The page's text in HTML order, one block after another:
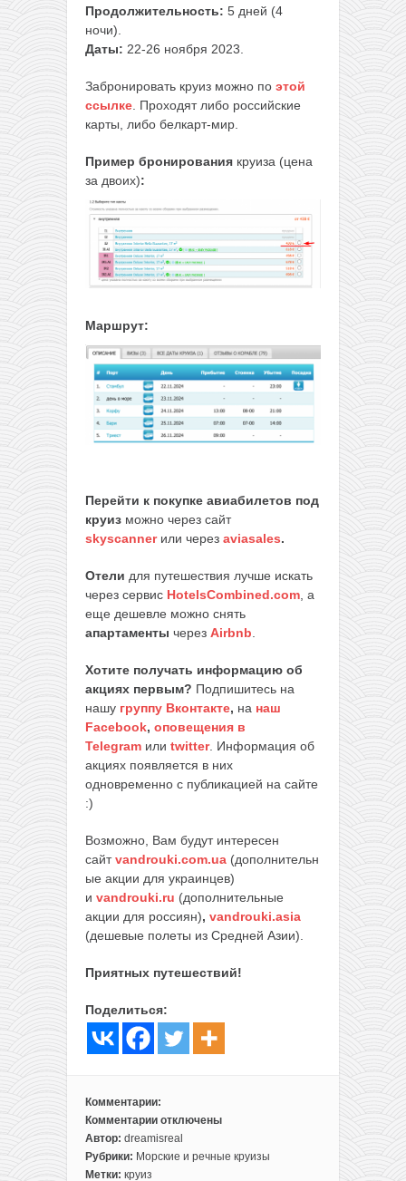
Продолжительность: 5 дней (4
ночи).
Даты: 22-26 ноября 2023.
Забронировать круиз можно по этой
ссылке . Проходят либо российские
карты, либо белкарт-мир.
Пример бронирования круиза (цена
за двоих):
Маршрут:
Перейти к покупке авиабилетов под
круиз можно через сайт
skyscanner или через aviasales.
Отели для путешествия лучше искать
через сервис HotelsCombined.com , а
еще дешевле можно снять
апартаменты через Airbnb
Хотите получать информацию об
акциях первым? Подпишитесь на
нашу группу Вконтакте, на наш
Facebook, оповещения в
Telegram или twitter. Информация об
акциях появляется в них
одновременно с публикацией на сайте
:)
Возможно, Вам будут интересен
сайтvandrouki.com.ua (дополнительн
ые акции для украинцев)
и vandrouki.ru (дополнительные
акции для россиян), vandrouki.asia
(дешевые полеты из Средней Азии).
Приятных путешествий!
Поделиться:
Комментарии:
Комментарии
к
записи
5-
отключены
Автор: dreamisreal
Рубрики: Морские и речные круизы
Метки: круиз